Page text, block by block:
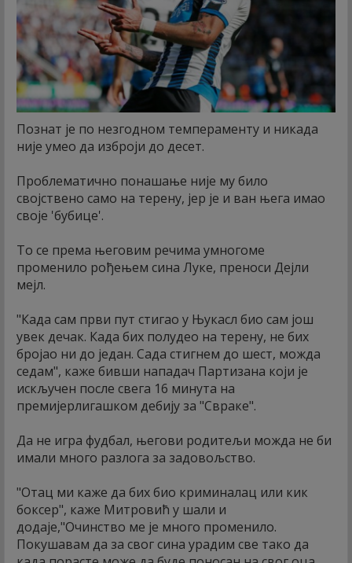
Познат је по незгодном темпераменту и никада
није умео да изброји до десет.
Проблематично понашање није му било
својствено само на терену, јер је и ван њега имао
своје 'бубице'.
То се према његовим речима умногоме
променило рођењем сина Луке, преноси Дејли
мејл.
"Када сам први пут стигао у Њукасл био сам још
увек дечак. Када бих полудео на терену, не бих
бројао ни до један. Сада стигнем до шест, можда
седам", каже бивши нападач Партизана који је
искључен после свега 16 минута на
премијерлигашком дебију за "Свраке".
Да не игра фудбал, његови родитељи можда не би
имали много разлога за задовољство.
"Отац ми каже да бих био криминалац или кик
боксер", каже Митровић у шали и
додаје,"Очинство ме је много променило.
Покушавам да за свог сина урадим све тако да